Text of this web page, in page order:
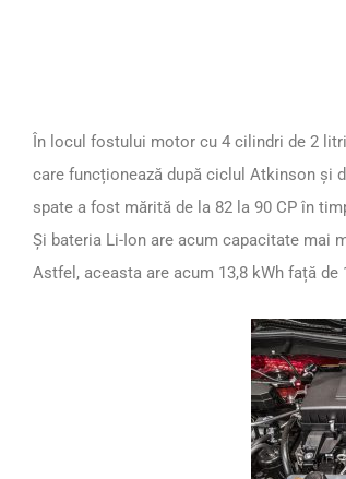
În locul fostului motor cu 4 cilindri de 2
care funcționează după ciclul Atkinson și
spate a fost mărită de la 82 la 90 CP în
Și bateria Li-Ion are acum capacitate mai
Astfel, aceasta are acum 13,8 kWh față de